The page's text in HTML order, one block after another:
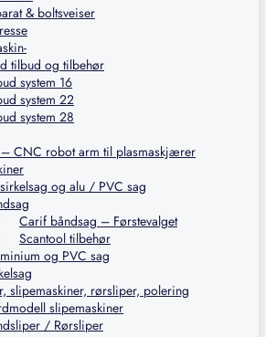
& boltsveiser
tilbud og tilbehør
system 16
system 22
system 28
CNC robot arm til plasmaskjærer
og alu / PVC sag
Carif båndsag – Førstevalget
Scantool tilbehør
og PVC sag
slipemaskiner, rørsliper, polering
slipemaskiner
/ Rørsliper